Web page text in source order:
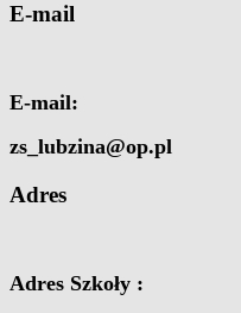
E-mail
E-mail:
zs_lubzina@op.pl
Adres
Adres Szkoły :